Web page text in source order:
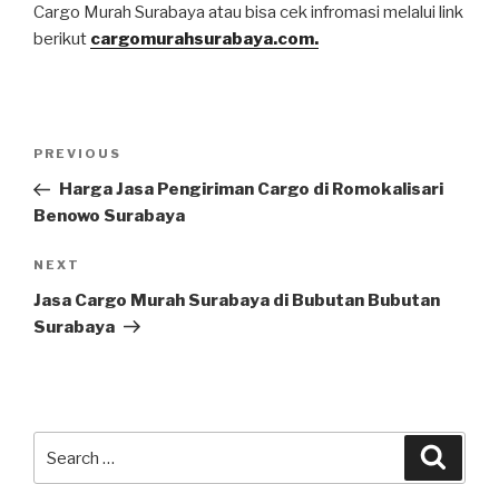
Cargo Murah Surabaya atau bisa cek infromasi melalui link
berikut cargomurahsurabaya.com.
PREVIOUS
Harga Jasa Pengiriman Cargo di Romokalisari
Benowo Surabaya
NEXT
Jasa Cargo Murah Surabaya di Bubutan Bubutan
Surabaya